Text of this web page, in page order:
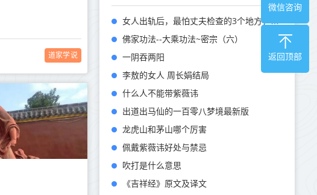
道家学说
佛家功法--大乘功法~密宗（六）
一阴吞两阳
李敖的女人 周长娟结局
什么人不能带紫薇讳
出道出马仙的一百零八梦境最新版
龙虎山和茅山哪个厉害
佩戴紫薇讳好处与禁忌
吹打是什么意思
《吉祥经》原文及译文
微信咨询
返回顶部